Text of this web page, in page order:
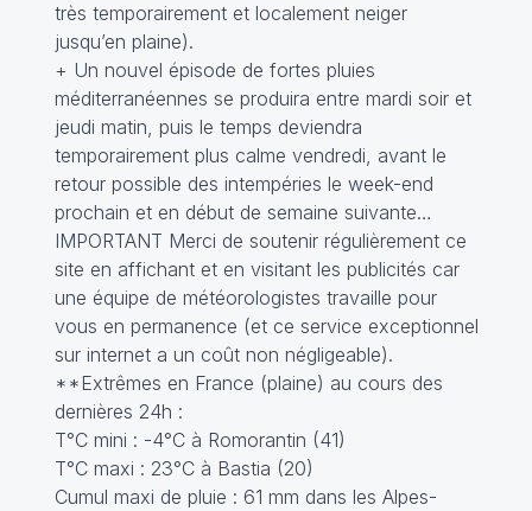
très temporairement et localement neiger
jusqu’en plaine).
+ Un nouvel épisode de fortes pluies
méditerranéennes se produira entre mardi soir et
jeudi matin, puis le temps deviendra
temporairement plus calme vendredi, avant le
retour possible des intempéries le week-end
prochain et en début de semaine suivante…
IMPORTANT Merci de soutenir régulièrement ce
site en affichant et en visitant les publicités car
une équipe de météorologistes travaille pour
vous en permanence (et ce service exceptionnel
sur internet a un coût non négligeable).
**Extrêmes en France (plaine) au cours des
dernières 24h :
T°C mini : -4°C à Romorantin (41)
T°C maxi : 23°C à Bastia (20)
Cumul maxi de pluie : 61 mm dans les Alpes-